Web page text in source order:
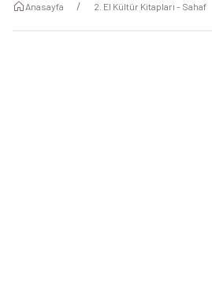
Anasayfa 2. El Kültür Kitapları - Sahaf